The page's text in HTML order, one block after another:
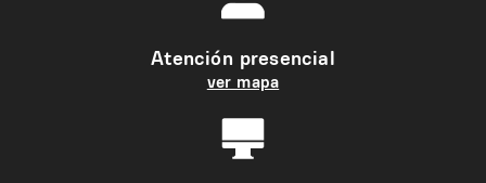
Atención presencial
ver mapa